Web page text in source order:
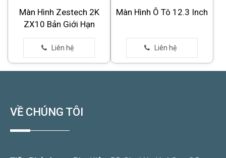
Màn Hình Zestech 2K
ZX10 Bản Giới Hạn
Màn Hình Ô Tô 12.3 Inch
VỀ CHÚNG TÔI